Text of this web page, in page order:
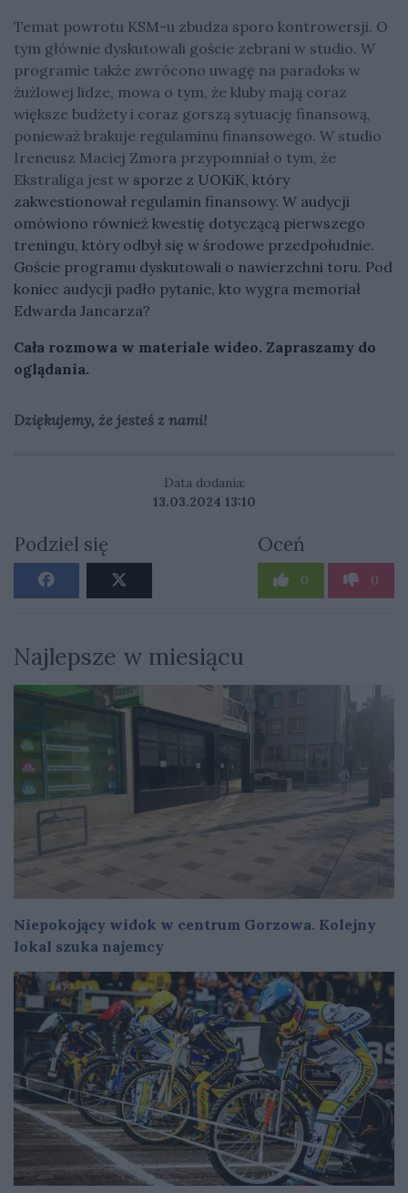
Temat powrotu KSM-u zbudza sporo kontrowersji. O
tym głównie dyskutowali goście zebrani w studio. W
programie także zwrócono uwagę na paradoks w
żużlowej lidze, mowa o tym, że kluby mają coraz
większe budżety i coraz gorszą sytuację finansową,
ponieważ brakuje regulaminu finansowego. W studio
Ireneusz Maciej Zmora przypomniał o tym, że
Ekstraliga jest w sporze z UOKiK, który
zakwestionował regulamin finansowy. W audycji
omówiono również kwestię dotyczącą pierwszego
treningu, który odbył się w środowe przedpołudnie.
Goście programu dyskutowali o nawierzchni toru. Pod
koniec audycji padło pytanie, kto wygra memoriał
Edwarda Jancarza?
Cała rozmowa w materiale wideo. Zapraszamy do
oglądania.
Dziękujemy, że jesteś z nami!
Data dodania:
13.03.2024 13:10
Podziel się Oceń
0 0
Najlepsze w miesiącu
Niepokojący widok w centrum Gorzowa. Kolejny
lokal szuka najemcy